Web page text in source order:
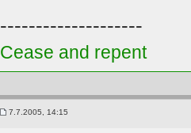
--------------------
Cease and repent
7.7.2005, 14:15